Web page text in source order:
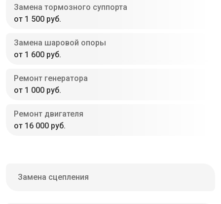
Замена тормозного суппорта
от 1 500 руб.
Замена шаровой опоры
от 1 600 руб.
Ремонт генератора
от 1 000 руб.
Ремонт двигателя
от 16 000 руб.
Замена сцепления